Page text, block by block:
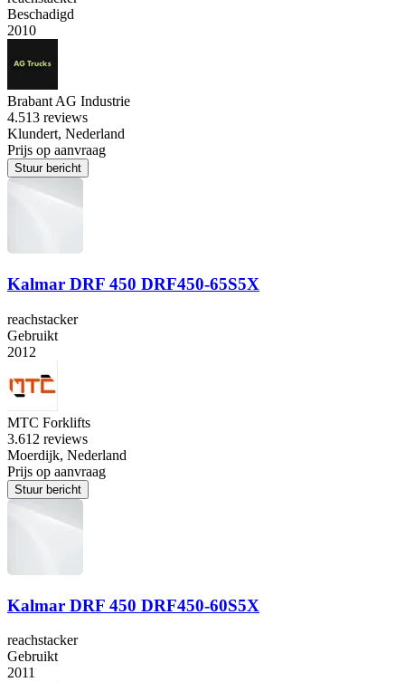
Beschadigd
2010
Brabant AG Industrie
4.513 reviews
Klundert, Nederland
Prijs op aanvraag
Stuur bericht
Kalmar DRF 450 DRF450-65S5X
reachstacker
Gebruikt
2012
MTC Forklifts
3.612 reviews
Moerdijk, Nederland
Prijs op aanvraag
Stuur bericht
Kalmar DRF 450 DRF450-60S5X
reachstacker
Gebruikt
2011